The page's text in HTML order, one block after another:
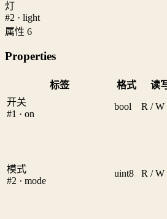
灯
#2 · light
属性 6
Properties
标签 格式 读
开关
#1 · on
bool R / W
模式
#2 · mode
uint8 R / W